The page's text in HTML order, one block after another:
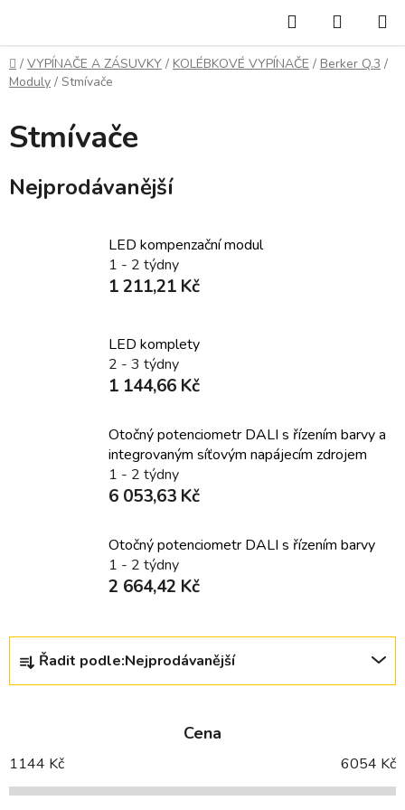
obsah
Hledat
KOŠÍK
Domů
/ VYPÍNAČE A ZÁSUVKY / KOLÉBKOVÉ VYPÍNAČE / Berker Q.3 /
Moduly / Stmívače
Stmívače
Nejprodávanější
LED kompenzační modul
1 - 2 týdny
1 211,21 Kč
LED komplety
2 - 3 týdny
1 144,66 Kč
Otočný potenciometr DALI s řízením barvy a
integrovaným síťovým napájecím zdrojem
1 - 2 týdny
6 053,63 Kč
Otočný potenciometr DALI s řízením barvy
1 - 2 týdny
2 664,42 Kč
Ř
z
í
p
Řadit podle:Nejprodávanější
Cena
1144 Kč 6054 Kč